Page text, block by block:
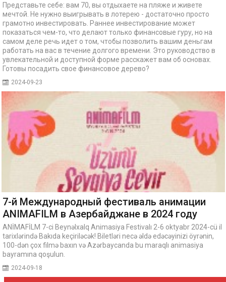
Представьте себе: вам 70, вы отдыхаете на пляже и живете
мечтой. Не нужно выигрывать в лотерею - достаточно просто
грамотно инвестировать. Раннее инвестирование может
показаться чем-то, что делают только финансовые гуру, но на
самом деле речь идет о том, чтобы позволить вашим деньгам
работать на вас в течение долгого времени. Это руководство в
увлекательной и доступной форме расскажет вам об основах.
Готовы посадить свое финансовое дерево?
2024-09-23
7-й Международный фестиваль анимации
ANIMAFILM в Азербайджане в 2024 году
ANİMAFİLM 7-ci Beynəlxalq Animasiya Festivalı 2-6 oktyabr 2024-cü il
tarixlərində Bakıda keçiriləcək! Biletləri necə əldə edəcəyinizi öyrənin,
100-dən çox filmə baxın və Azərbaycanda bu maraqlı animasiya
bayramına qoşulun.
2024-09-18